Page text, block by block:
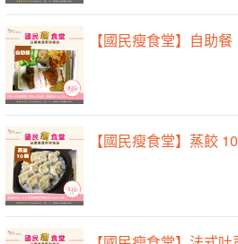
【國民瘦食堂】自助餐
【國民瘦食堂】蒸餃